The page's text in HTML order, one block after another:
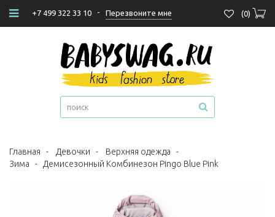
+7 499 322 33 10 - Перезвоните мне (0)
Главная - Девочки - Верхняя одежда -
Зима - Демисезонный Комбинезон Pingo Blue Pink